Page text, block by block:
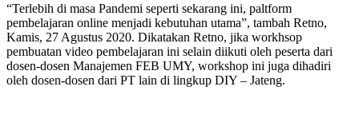
“Terlebih di masa Pandemi seperti sekarang ini, paltform
pembelajaran online menjadi kebutuhan utama”, tambah Retno,
Kamis, 27 Agustus 2020. Dikatakan Retno, jika workhsop
pembuatan video pembelajaran ini selain diikuti oleh peserta dari
dosen-dosen Manajemen FEB UMY, workshop ini juga dihadiri
oleh dosen-dosen dari PT lain di lingkup DIY – Jateng.